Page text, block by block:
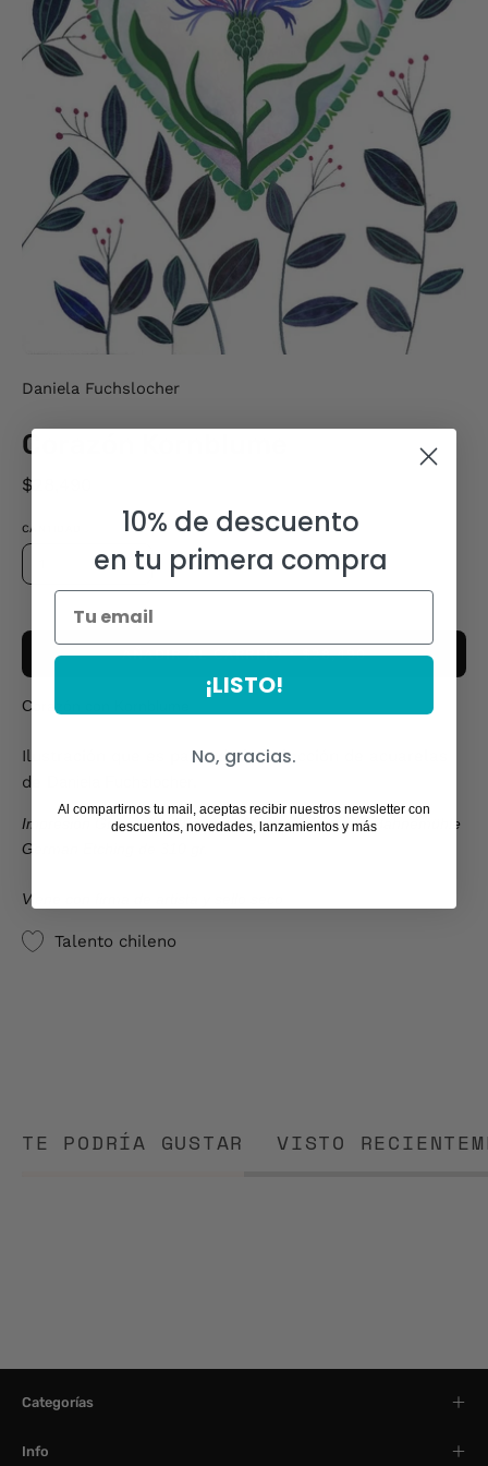
Daniela Fuchslocher
Corazón Kornblume
$28,490
CANTIDAD
AÑADIR AL CARRITO $28,490
Corazón con Kornblume
Ilustración que es parte de la colección de acuarelas
de
Impresión Giclee (20x25cm) en Papel de Acuarela Hahnemühle
German Etching de 310 gr.
Viene con firma de artista y sello seco
Talento chileno
TE PODRÍA GUSTAR VISTO
Categorías
Info
10% de descuento
en tu primera compra
¡LISTO!
No, gracias.
Al compartirnos tu mail, aceptas recibir nuestros newsletter con
descuentos, novedades, lanzamientos y más